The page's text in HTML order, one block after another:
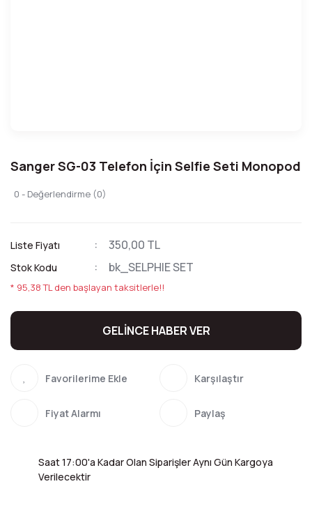
Sanger SG-03 Telefon İçin Selfie Seti Monopod
0 - Değerlendirme (0)
Liste Fiyatı 350,00 TL
Stok Kodu bk_SELPHIE SET
* 95,38 TL den başlayan taksitlerle!!
GELİNCE HABER VER
Karşılaştır
Fiyat Alarmı Paylaş
Saat 17:00'a Kadar Olan Siparişler Aynı Gün Kargoya
Verilecektir